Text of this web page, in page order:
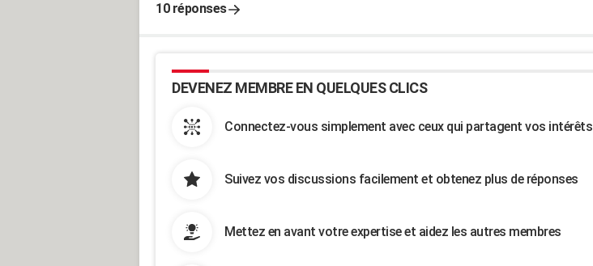
10 réponses
DEVENEZ MEMBRE EN QUELQUES CLICS
Connectez-vous simplement avec ceux qui partagent vos intérêts
Suivez vos discussions facilement et obtenez plus de réponses
Mettez en avant votre expertise et aidez les autres membres